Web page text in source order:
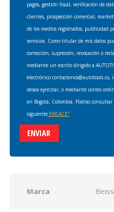
pagos, gestión fiscal, verificación de
clientes, prospección comercial,
de los medios registrados, publicidad
servicios. Como titular de mis datos
corrección, supresión, revocación o
mediante un escrito dirigido a
electrónico
desea ejercitar, o mediante correo
en Bogotá, Colombia. Podrás
siguiente ENLACE”
Marca